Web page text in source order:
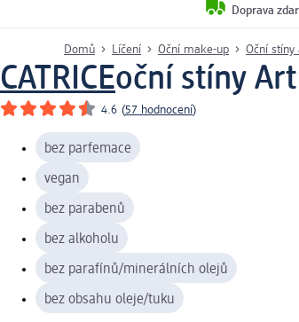
Doprava
Domů Líčení Oční make-up Oční stíny
CATRICEoční stíny
4.6 (57 hodnocení)
bez parfemace
vegan
bez parabenů
bez alkoholu
bez parafínů/minerálních olejů
bez obsahu oleje/tuku